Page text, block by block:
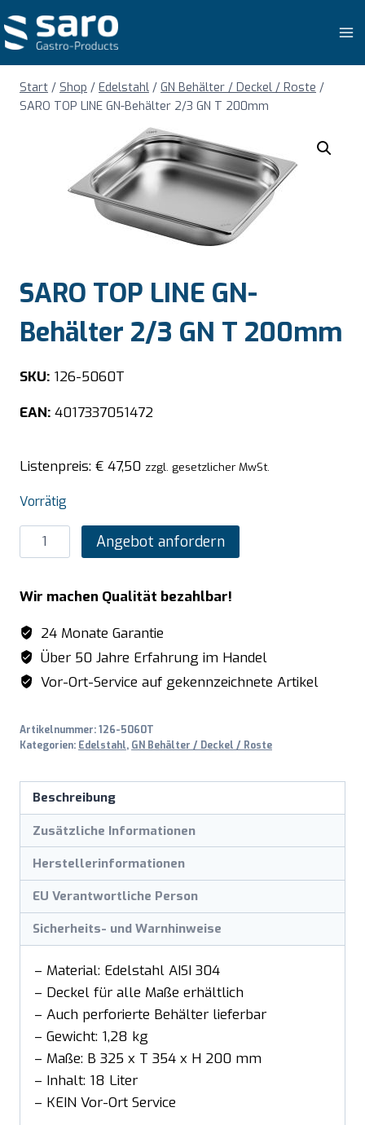
Inhalt
springen
Start / Shop / Edelstahl / GN Behälter / Deckel / Roste /
SARO TOP LINE GN-Behälter 2/3 GN T 200mm
SARO TOP LINE GN-
Behälter 2/3 GN T 200mm
SKU: 126-5060T
EAN: 4017337051472
Listenpreis: € 47,50 zzgl. gesetzlicher MwSt.
Vorrätig
SARO
TOP
GN-
Behälter
2/3
GN
T
Menge
Angebot anfordern
Wir machen Qualität bezahlbar!
24 Monate Garantie
Über 50 Jahre Erfahrung im Handel
Vor-Ort-Service auf gekennzeichnete Artikel
Artikelnummer:126-5060T
Kategorien: Edelstahl, GN Behälter / Deckel / Roste
Beschreibung
Zusätzliche Informationen
Herstellerinformationen
EU Verantwortliche Person
Sicherheits- und Warnhinweise
– Material: Edelstahl AISI 304
– Deckel für alle Maße erhältlich
– Auch perforierte Behälter lieferbar
– Gewicht: 1,28 kg
– Maße: B 325 x T 354 x H 200 mm
– Inhalt: 18 Liter
– KEIN Vor-Ort Service